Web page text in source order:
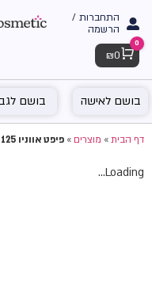
התחברות /
הרשמה
Cart
0
₪ 0
בושם לאישה בושם לגבר
דף הבית»מוצרים»פיפט אווניו 125מל אדפ מבית אליזבת ארדן – בושם לאשה
Loading...